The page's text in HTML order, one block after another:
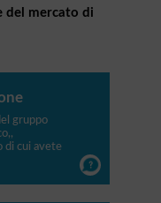
del mercato di
gruppo
di cui avete